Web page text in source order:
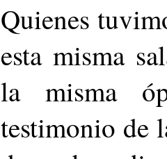
Quienes
esta misma
la misma
testimonio de